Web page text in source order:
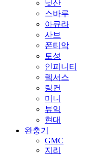
닛산
스바루
아큐라
사브
폰티악
토성
인피니티
렉서스
링컨
미니
뷰익
현대
완충기
GMC
지리